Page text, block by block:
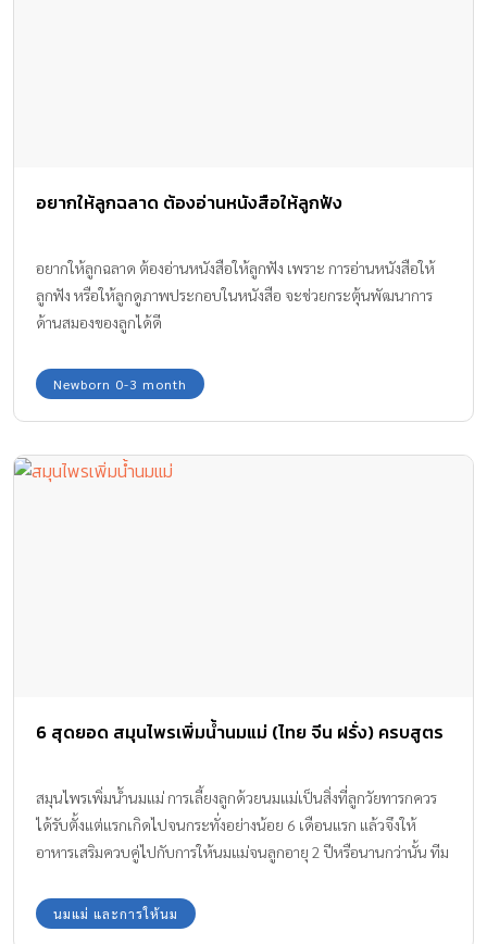
อยากให้ลูกฉลาด ต้องอ่านหนังสือให้ลูกฟัง
อยากให้ลูกฉลาด ต้องอ่านหนังสือให้ลูกฟัง เพราะ การอ่านหนังสือให้
ลูกฟัง หรือให้ลูกดูภาพประกอบในหนังสือ จะช่วยกระตุ้นพัฒนาการ
ด้านสมองของลูกได้ดี
Newborn 0-3 month
6 สุดยอด สมุนไพรเพิ่มน้ำนมแม่ (ไทย จีน ฝรั่ง) ครบสูตร
สมุนไพรเพิ่มน้ำนมแม่ การเลี้ยงลูกด้วยนมแม่เป็นสิ่งที่ลูกวัยทารกควร
ได้รับตั้งแต่แรกเกิดไปจนกระทั่งอย่างน้อย 6 เดือนแรก แล้วจึงให้
อาหารเสริมควบคู่ไปกับการให้นมแม่จนลูกอายุ 2 ปีหรือนานกว่านั้น ทีม
สมุนไพรทั้งไทย จีน ฝรั่ง ที่แม่ให้นมลูกทานแล้วช่วยบำรุงน้ำนมแม่ได้ดี
มากมาฝากค่ะ
นมแม่ และการให้นม